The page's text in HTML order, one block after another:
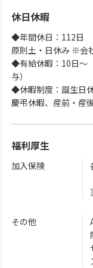
休日休暇
◆年間休日：112日
原則土・日休み ※会
◆有給休暇：10日～
与）
◆休暇制度：誕生日
慶弔休暇、産前・産
福利厚生
加入保険
その他